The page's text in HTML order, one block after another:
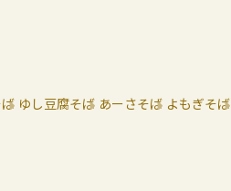
ゆし豆腐そば あーさそば よもぎそば